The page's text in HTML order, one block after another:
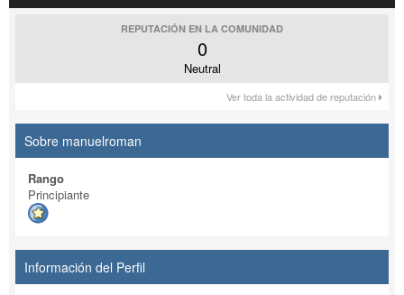
REPUTACIÓN EN LA COMUNIDAD
0
Neutral
Ver toda la actividad de reputación
Sobre manuelroman
Rango
Principiante
Información del Perfil